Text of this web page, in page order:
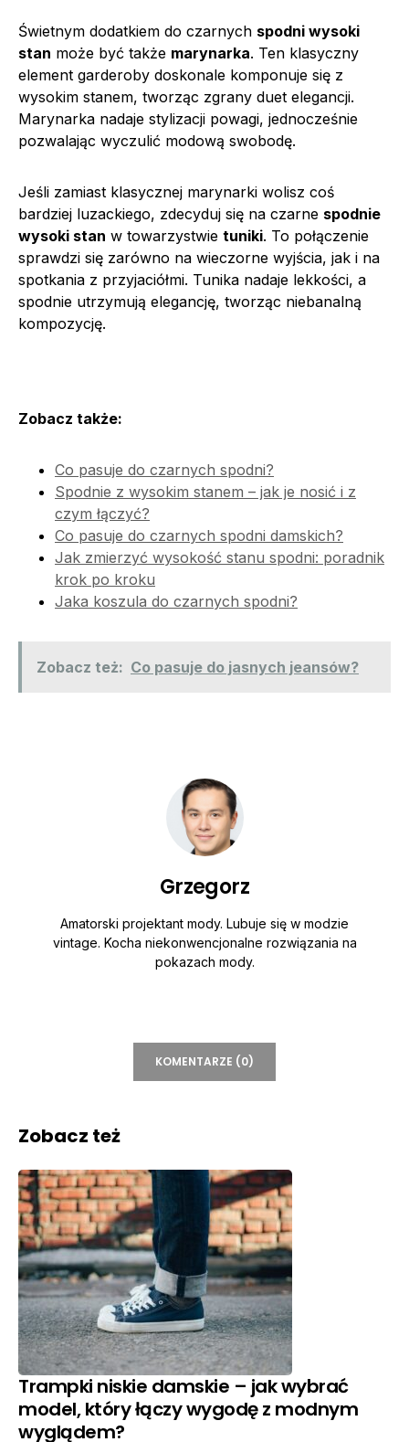
Świetnym dodatkiem do czarnych spodni wysoki
stan może być także marynarka. Ten klasyczny
element garderoby doskonale komponuje się z
wysokim stanem, tworząc zgrany duet elegancji.
Marynarka nadaje stylizacji powagi, jednocześnie
pozwalając wyczulić modową swobodę.
Jeśli zamiast klasycznej marynarki wolisz coś
bardziej luzackiego, zdecyduj się na czarne spodnie
wysoki stan w towarzystwie tuniki. To połączenie
sprawdzi się zarówno na wieczorne wyjścia, jak i na
spotkania z przyjaciółmi. Tunika nadaje lekkości, a
spodnie utrzymują elegancję, tworząc niebanalną
kompozycję.
Zobacz także:
Co pasuje do czarnych spodni?
Spodnie z wysokim stanem – jak je nosić i z
czym łączyć?
Co pasuje do czarnych spodni damskich?
Jak zmierzyć wysokość stanu spodni: poradnik
krok po kroku
Jaka koszula do czarnych spodni?
Zobacz też: Co pasuje do jasnych jeansów?
Grzegorz
Amatorski projektant mody. Lubuje się w modzie
vintage. Kocha niekonwencjonalne rozwiązania na
pokazach mody.
KOMENTARZE (0)
Zobacz też
Trampki niskie damskie – jak wybrać
model, który łączy wygodę z modnym
wyglądem?